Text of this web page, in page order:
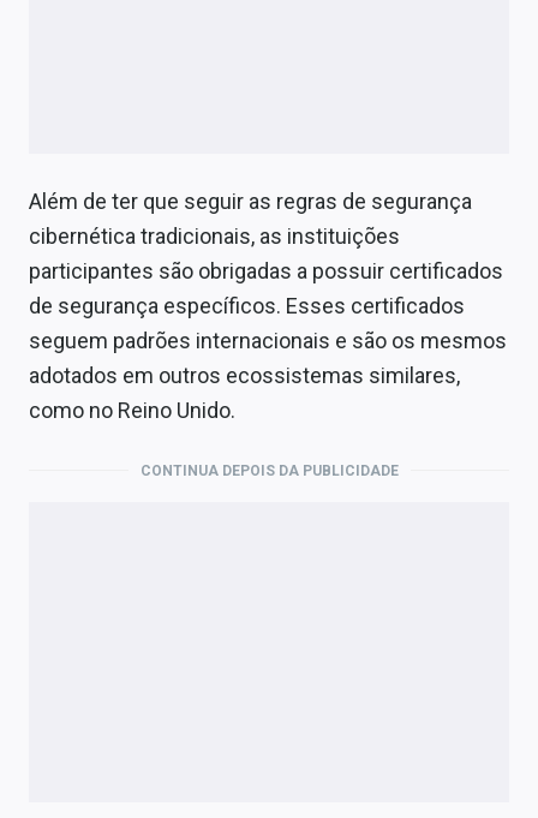
Além de ter que seguir as regras de segurança
cibernética tradicionais, as instituições
participantes são obrigadas a possuir certificados
de segurança específicos. Esses certificados
seguem padrões internacionais e são os mesmos
adotados em outros ecossistemas similares,
como no Reino Unido.
CONTINUA DEPOIS DA PUBLICIDADE